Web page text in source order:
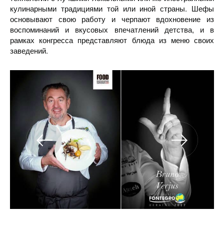
кулинарными традициями той или иной страны. Шефы
основывают свою работу и черпают вдохновение из
воспоминаний и вкусовых впечатлений детства, и в
рамках конгресса представляют блюда из меню своих
заведений.